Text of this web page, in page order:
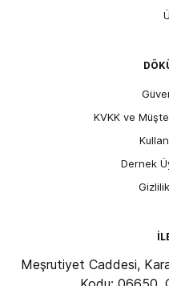
KVKK ve
Dernek
Meşrutiyet Caddesi,